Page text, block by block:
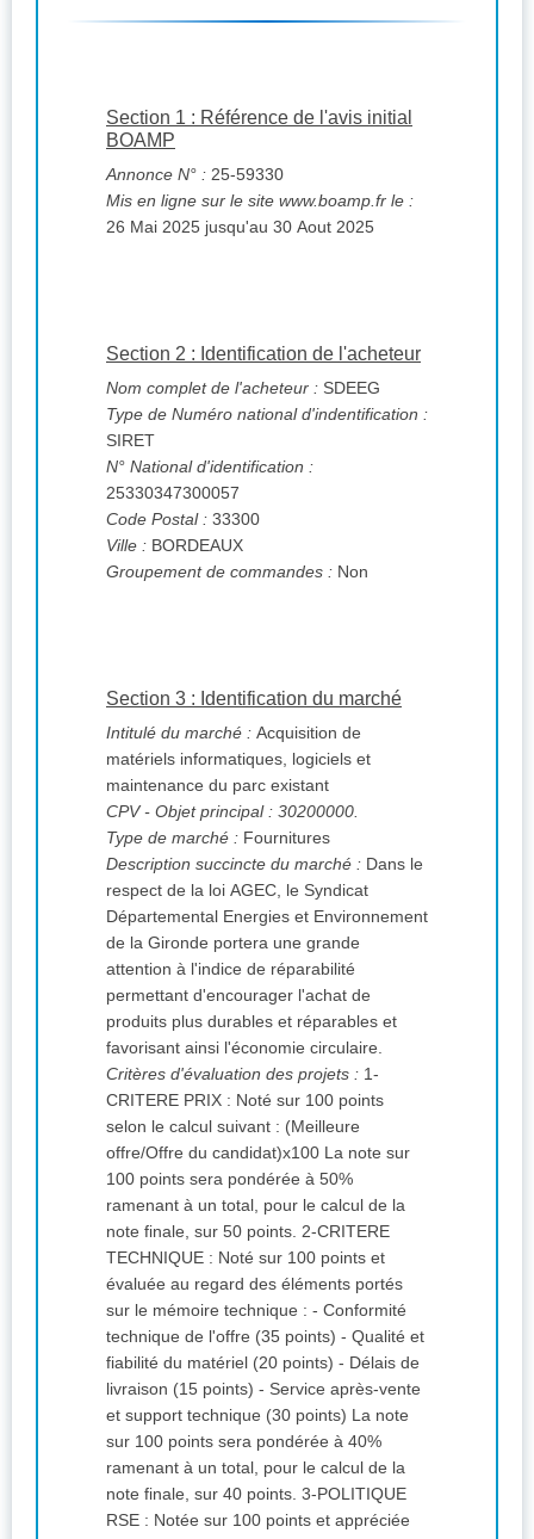
Section 1 : Référence de l'avis initial
BOAMP
Annonce N° : 25-59330
Mis en ligne sur le site www.boamp.fr le :
26 Mai 2025 jusqu'au 30 Aout 2025
Section 2 : Identification de l'acheteur
Nom complet de l'acheteur : SDEEG
Type de Numéro national d'indentification :
SIRET
N° National d'identification :
25330347300057
Code Postal : 33300
Ville : BORDEAUX
Groupement de commandes : Non
Section 3 : Identification du marché
Intitulé du marché : Acquisition de
matériels informatiques, logiciels et
maintenance du parc existant
CPV- Objet principal : 30200000.
Type de marché : Fournitures
Description succincte du marché : Dans le
respect de la loi AGEC, le Syndicat
Départemental Energies et Environnement
de la Gironde portera une grande
attention à l'indice de réparabilité
permettant d'encourager l'achat de
produits plus durables et réparables et
favorisant ainsi l'économie circulaire.
Critères d'évaluation des projets : 1-
CRITERE PRIX : Noté sur 100 points
selon le calcul suivant : (Meilleure
offre/Offre du candidat)x100 La note sur
100 points sera pondérée à 50%
ramenant à un total, pour le calcul de la
note finale, sur 50 points. 2-CRITERE
TECHNIQUE : Noté sur 100 points et
évaluée au regard des éléments portés
sur le mémoire technique : - Conformité
technique de l'offre (35 points) - Qualité et
fiabilité du matériel (20 points) - Délais de
livraison (15 points) - Service après-vente
et support technique (30 points) La note
sur 100 points sera pondérée à 40%
ramenant à un total, pour le calcul de la
note finale, sur 40 points. 3-POLITIQUE
RSE : Notée sur 100 points et appréciée